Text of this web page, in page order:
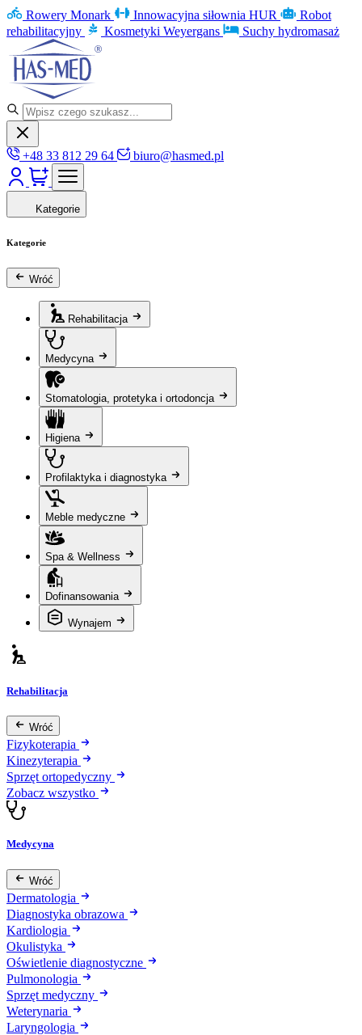
Rowery Monark Innowacyjna siłownia HUR
Robot
rehabilitacyjny
Kosmetyki Weyergans Suchy hydromasaż
+48 33 812 29 64 biuro@hasmed.pl
Kategorie
Kategorie
Wróć
Rehabilitacja
Medycyna
Stomatologia, protetyka i ortodoncja
Higiena
Profilaktyka i diagnostyka
Meble medyczne
Spa & Wellness
Dofinansowania
Wynajem
Rehabilitacja
Wróć
Fizykoterapia
Kinezyterapia
Sprzęt ortopedyczny
Zobacz wszystko
Medycyna
Wróć
Dermatologia
Diagnostyka obrazowa
Kardiologia
Okulistyka
Oświetlenie diagnostyczne
Pulmonologia
Sprzęt medyczny
Weterynaria
Laryngologia